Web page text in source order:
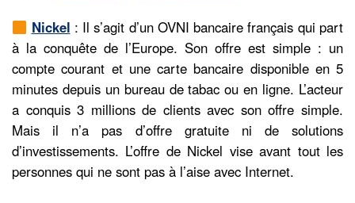
Nickel : Il s’agit d’un OVNI bancaire français qui part
à la conquête de l’Europe. Son offre est simple : un
compte courant et une carte bancaire disponible en 5
minutes depuis un bureau de tabac ou en ligne. L’acteur
a conquis 3 millions de clients avec son offre simple.
Mais il n’a pas d’offre gratuite ni de solutions
d’investissements. L’offre de Nickel vise avant tout les
personnes qui ne sont pas à l’aise avec Internet.